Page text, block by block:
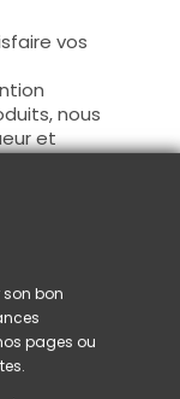
vos
nous
et
produits.
de
de
limage.
son bon
pages ou